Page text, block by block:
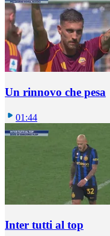
Un rinnovo che pesa
01:44
Inter tutti al top